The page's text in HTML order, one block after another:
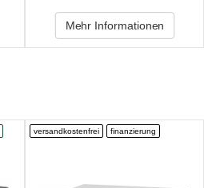
Mehr Informationen
versandkostenfrei finanzierung